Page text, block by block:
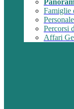
Famiglie
Percorsi
Affari